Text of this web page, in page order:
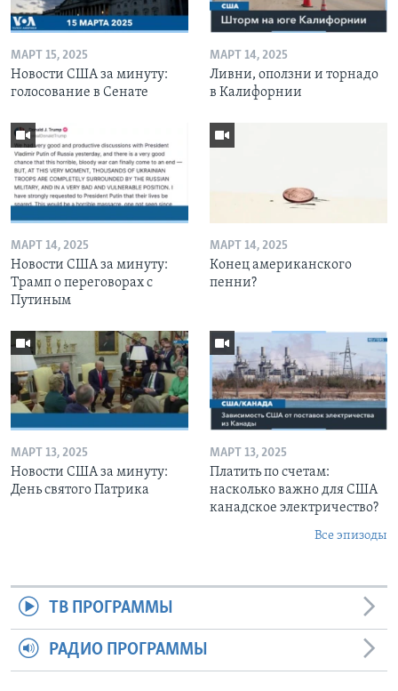
МАРТ 15, 2025
Новости США за минуту:
голосование в Сенате
МАРТ 14, 2025
Ливни, оползни и торнадо
в Калифорнии
МАРТ 14, 2025
Новости США за минуту:
Трамп о переговорах с
Путиным
МАРТ 14, 2025
Конец американского
пенни?
МАРТ 13, 2025
Новости США за минуту:
День святого Патрика
МАРТ 13, 2025
Платить по счетам:
насколько важно для США
канадское электричество?
Все эпизоды
ТВ ПРОГРАММЫ
РАДИО ПРОГРАММЫ